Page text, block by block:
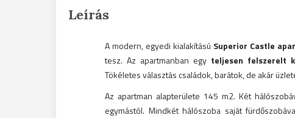
Leírás
A modern, egyedi kialakítású Superior Castle
tesz. Az apartmanban egy teljesen felszerelt
Tökéletes választás családok, barátok, de akár
Az apartman alapterülete 145 m2. Két
egymástól. Mindkét hálószoba saját